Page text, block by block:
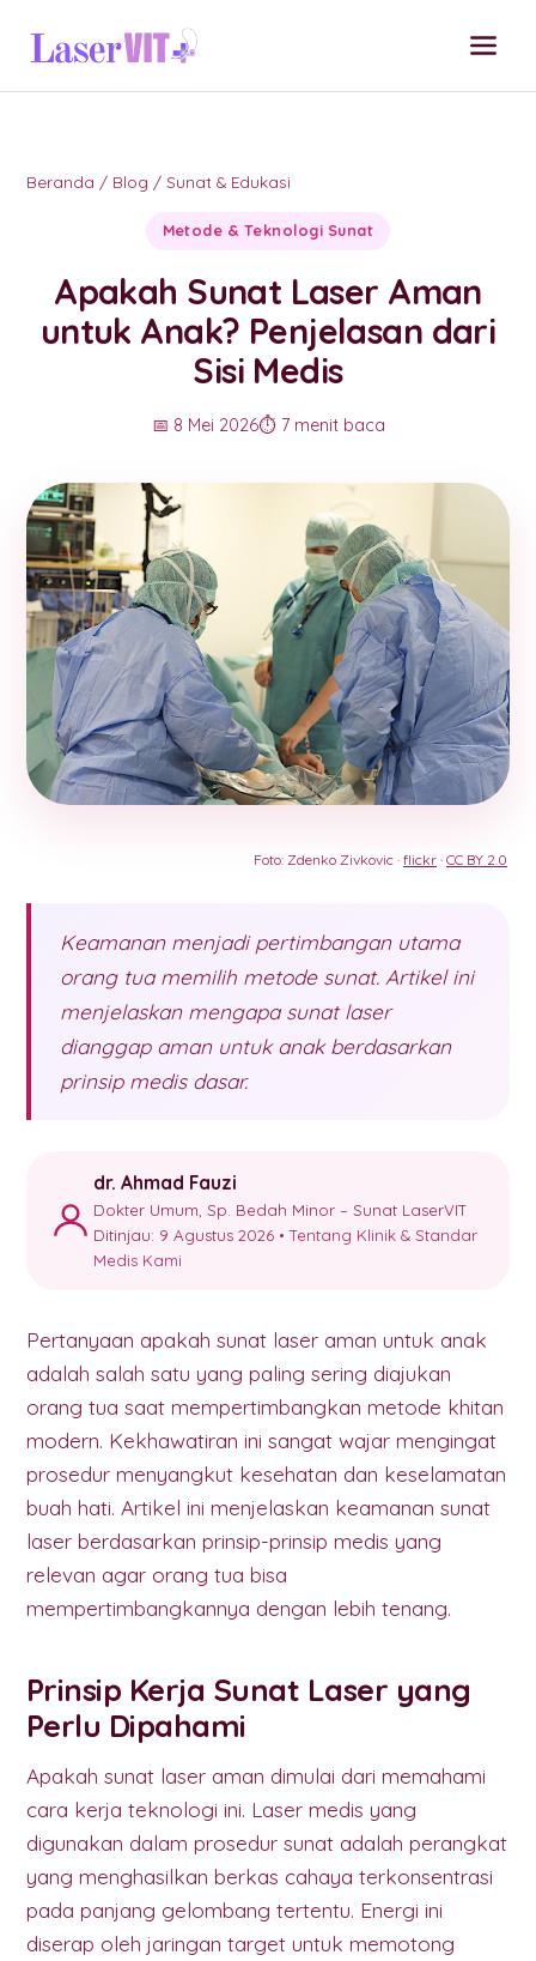
Beranda / Blog / Sunat & Edukasi
Metode & Teknologi Sunat
Apakah Sunat Laser Aman
untuk Anak? Penjelasan dari
Sisi Medis
📅 8 Mei 2026⏱️ 7 menit baca
Foto: Zdenko Zivkovic · flickr · CC BY 2.0
Keamanan menjadi pertimbangan utama
orang tua memilih metode sunat. Artikel ini
menjelaskan mengapa sunat laser
dianggap aman untuk anak berdasarkan
prinsip medis dasar.
dr. Ahmad Fauzi
Dokter Umum, Sp. Bedah Minor – Sunat LaserVIT
Ditinjau: 9 Agustus 2026 •Tentang Klinik & Standar
Medis Kami
Pertanyaan apakah sunat laser aman untuk anak
adalah salah satu yang paling sering diajukan
orang tua saat mempertimbangkan metode khitan
modern. Kekhawatiran ini sangat wajar mengingat
prosedur menyangkut kesehatan dan keselamatan
buah hati. Artikel ini menjelaskan keamanan sunat
laser berdasarkan prinsip-prinsip medis yang
relevan agar orang tua bisa
mempertimbangkannya dengan lebih tenang.
Prinsip Kerja Sunat Laser yang
Perlu Dipahami
Apakah sunat laser aman dimulai dari memahami
cara kerja teknologi ini. Laser medis yang
digunakan dalam prosedur sunat adalah perangkat
yang menghasilkan berkas cahaya terkonsentrasi
pada panjang gelombang tertentu. Energi ini
diserap oleh jaringan target untuk memotong